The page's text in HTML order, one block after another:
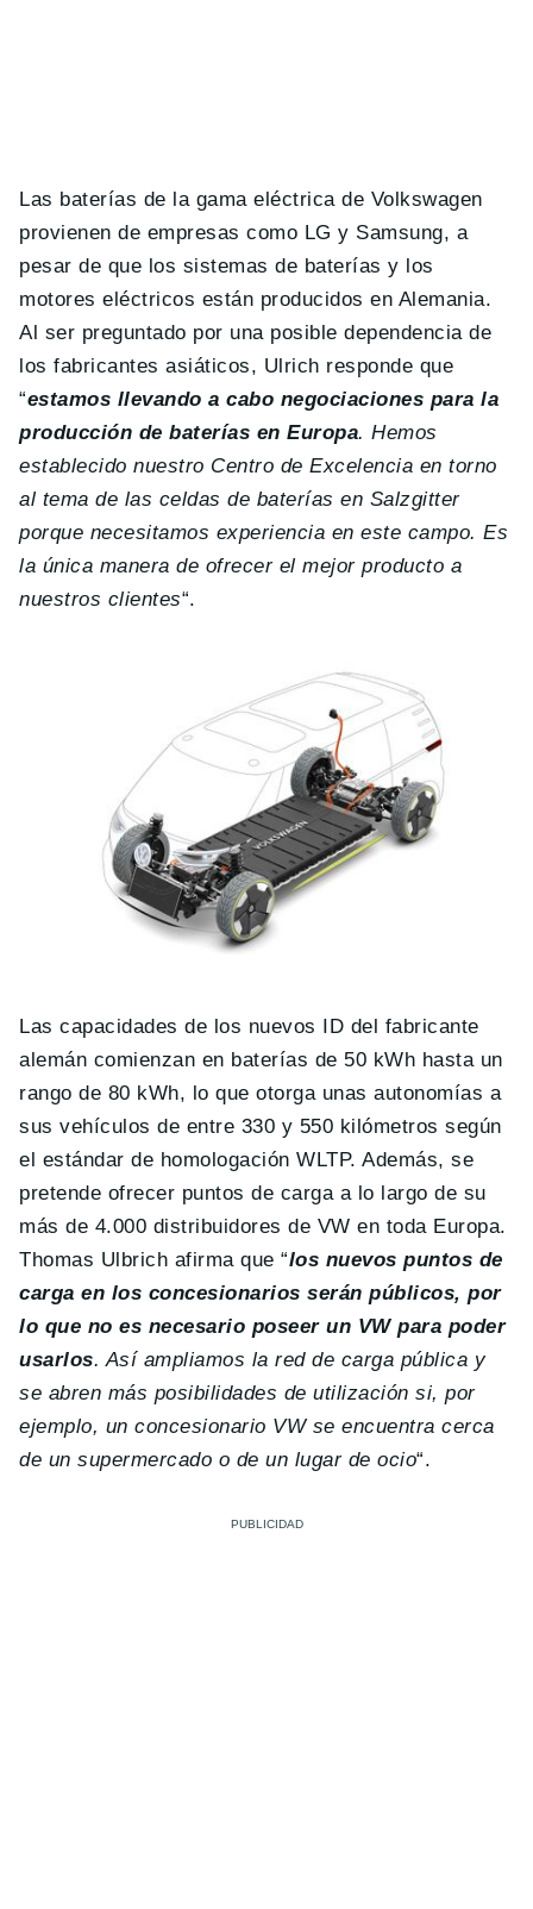
Las baterías de la gama eléctrica de Volkswagen
provienen de empresas como LG y Samsung, a
pesar de que los sistemas de baterías y los
motores eléctricos están producidos en Alemania.
Al ser preguntado por una posible dependencia de
los fabricantes asiáticos, Ulrich responde que
“estamos llevando a cabo negociaciones para la
producción de baterías en Europa. Hemos
establecido nuestro Centro de Excelencia en torno
al tema de las celdas de baterías en Salzgitter
porque necesitamos experiencia en este campo. Es
la única manera de ofrecer el mejor producto a
nuestros clientes“.
Las capacidades de los nuevos ID del fabricante
alemán comienzan en baterías de 50 kWh hasta un
rango de 80 kWh, lo que otorga unas autonomías a
sus vehículos de entre 330 y 550 kilómetros según
el estándar de homologación WLTP. Además, se
pretende ofrecer puntos de carga a lo largo de su
más de 4.000 distribuidores de VW en toda Europa.
Thomas Ulbrich afirma que “los nuevos puntos de
carga en los concesionarios serán públicos, por
lo que no es necesario poseer un VW para poder
usarlos. Así ampliamos la red de carga pública y
se abren más posibilidades de utilización si, por
ejemplo, un concesionario VW se encuentra cerca
de un supermercado o de un lugar de ocio“.